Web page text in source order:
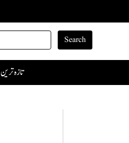
Search
تازہ ترین